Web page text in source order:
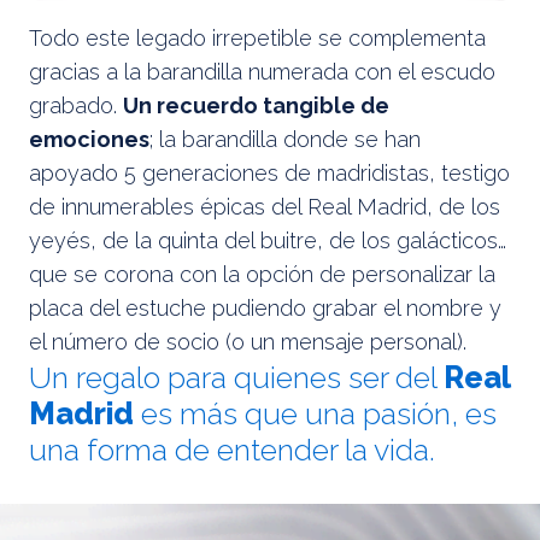
Todo este legado irrepetible se complementa
gracias a la barandilla numerada con el escudo
grabado. Un recuerdo tangible de
emociones; la barandilla donde se han
apoyado 5 generaciones de madridistas, testigo
de innumerables épicas del Real Madrid, de los
yeyés, de la quinta del buitre, de los galácticos…
que se corona con la opción de personalizar la
placa del estuche pudiendo grabar el nombre y
el número de socio (o un mensaje personal).
Un regalo para quienes ser del Real
Madrid es más que una pasión, es
una forma de entender la vida.